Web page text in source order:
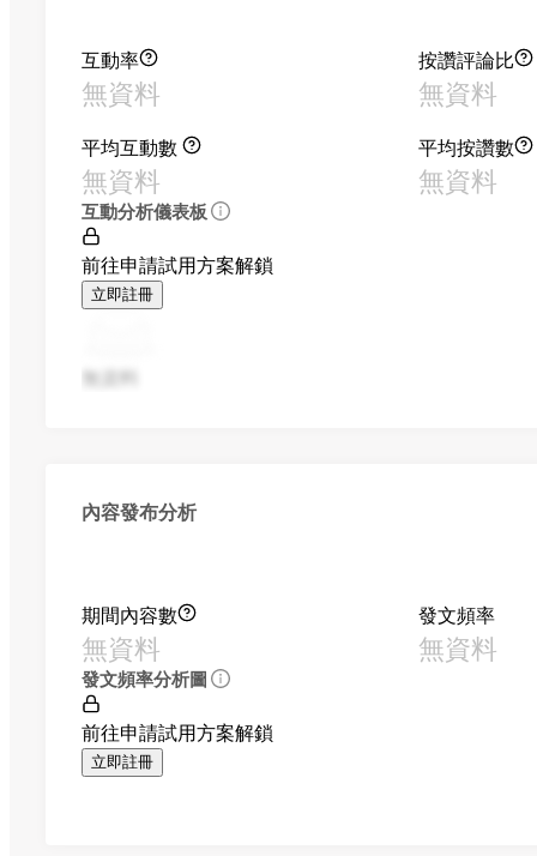
互動率
無資料
按讚評論比
無資料
平均互動數
無資料
平均按讚數
無資料
互動分析儀表板
前往申請試用方案解鎖
立即註冊
無資料
內容發布分析
期間內容數
無資料
發文頻率
無資料
發文頻率分析圖
前往申請試用方案解鎖
立即註冊